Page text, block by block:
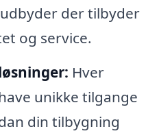
der tilbyder
og service.
Hver
unikke tilgange
din tilbygning